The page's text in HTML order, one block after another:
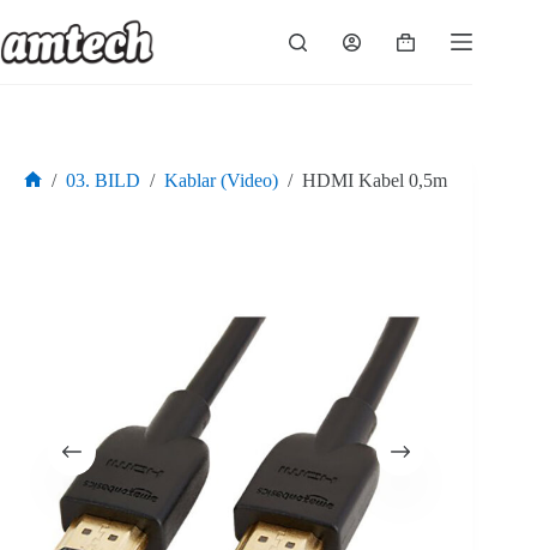
till
innehåll
Varukorg
/ 03. BILD / Kablar (Video) / HDMI Kabel 0,5m